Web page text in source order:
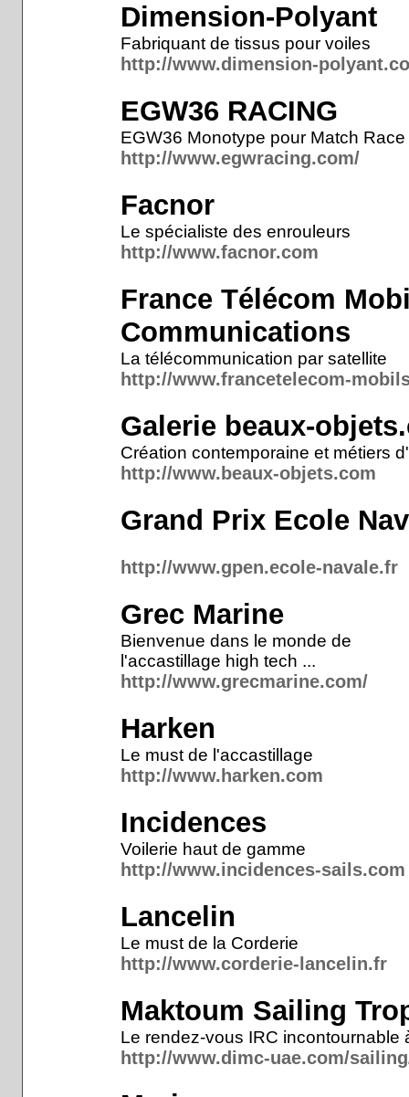
Dimension-Polyant
Fabriquant de tissus pour voiles
http://www.dimension-
EGW36 RACING
EGW36 Monotype pour Match
http://www.egwracing.com/
Facnor
Le spécialiste des enrouleurs
http://www.facnor.com
France Télécom
Communications
La télécommunication par satellite
http://www.francetelecom-
Galerie beaux-
Création contemporaine et métiers
http://www.beaux-objets.com
Grand Prix Ecole
http://www.gpen.ecole-navale.fr
Grec Marine
Bienvenue dans le monde de
l'accastillage high tech ...
http://www.grecmarine.com/
Harken
Le must de l'accastillage
http://www.harken.com
Incidences
Voilerie haut de gamme
http://www.incidences-sails.com
Lancelin
Le must de la Corderie
http://www.corderie-lancelin.fr
Maktoum Sailing
Le rendez-vous IRC incontournable
http://www.dimc-uae.com/